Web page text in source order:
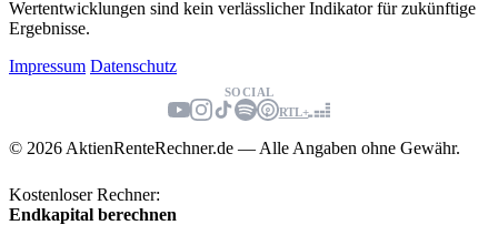
Wertentwicklungen sind kein verlässlicher Indikator für zukünftige
Ergebnisse.
Impressum Datenschutz
SOCIAL
RTL+
© 2026 AktienRenteRechner.de — Alle Angaben ohne Gewähr.
Kostenloser Rechner:
Endkapital berechnen